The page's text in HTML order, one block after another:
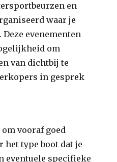
en
waar je
evenementen
om
van dichtbij te
in gesprek
vooraf goed
het type boot dat je
eventuele specifieke